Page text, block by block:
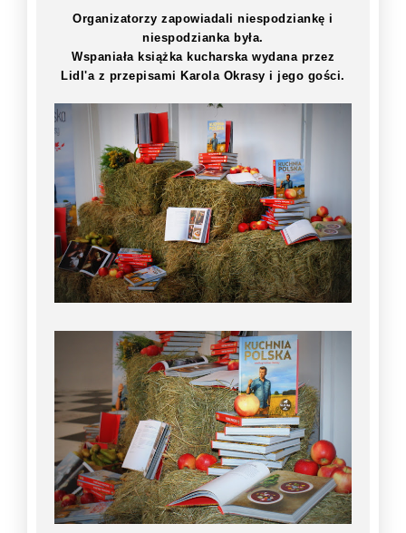
Organizatorzy zapowiadali niespodziankę i
niespodzianka była.
Wspaniała książka kucharska wydana przez
Lidl'a z przepisami Karola Okrasy i jego gości.